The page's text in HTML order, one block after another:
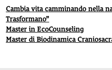
Cambia vita camminando nella
Trasformano”
Master in EcoCounseling
Master di Biodinamica